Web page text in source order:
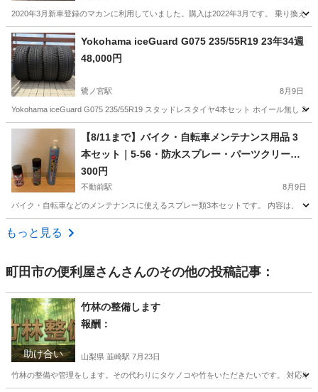
2020年3月新車登録のマカンに利用していました。購入は2022年3月です。 乗り換え
東京 文京区
Yokohama iceGuard G075 235/55R19 23年34週
48,000円
鷺ノ宮駅 8月9日
Yokohama iceGuard G075 235/55R19 スタッドレスタイヤ4本セット ホイール無し
東京 杉並区 鷺ノ宮駅 タイヤ、ホイール
【8/11まで】バイク・自転車メンテナンス用品 3
本セット｜5-56・防水スプレー・パーツクリーナ
ー
300円
不動前駅 8月9日
バイク・自転車などのメンテナンスに使えるスプレー類3本セットです。 内容は、 ・
東京 品川区
もっと見る
町田市の便利屋さんさんのその他の投稿記事：
助け合い
竹林の整備します
報酬：
山梨県 韮崎駅 7月23日
竹林の整備や管理をします。その代わりにタケノコや竹をいただきたいです。 対応